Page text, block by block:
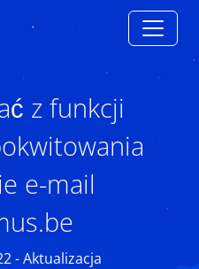
z funkcji
e-mail
- Aktualizacja